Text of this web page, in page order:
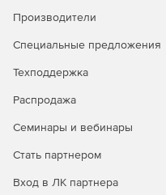
файлов и
Exchange и Microsoft
Premium Edition
последующей
возможностям
системами и
многостриммерными
Производители
Специальные предложения
Техподдержка
Распродажа
Семинары и вебинары
Стать партнером
Вход в ЛК партнера